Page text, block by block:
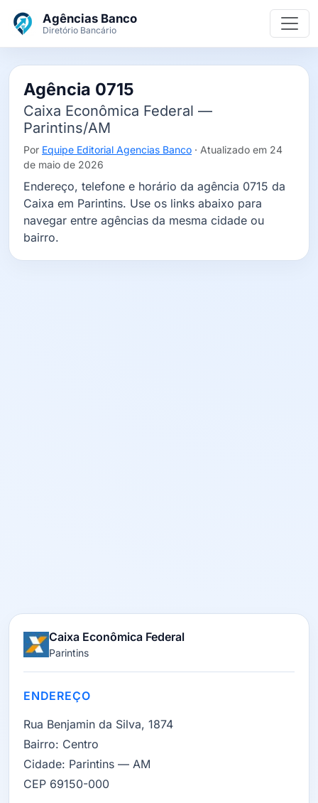
Agências Banco
Diretório Bancário
Agência 0715
Caixa Econômica Federal —
Parintins/AM
Por Equipe Editorial Agencias Banco · Atualizado em 24
de maio de 2026
Endereço, telefone e horário da agência 0715 da
Caixa em Parintins. Use os links abaixo para
navegar entre agências da mesma cidade ou
bairro.
Caixa Econômica Federal
Parintins
ENDEREÇO
Rua Benjamin da Silva, 1874
Bairro: Centro
Cidade: Parintins — AM
CEP 69150-000